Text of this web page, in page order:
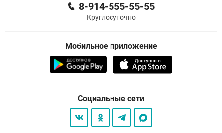
8-914-555-55-55
Круглосуточно
Мобильное приложение
Социальные сети